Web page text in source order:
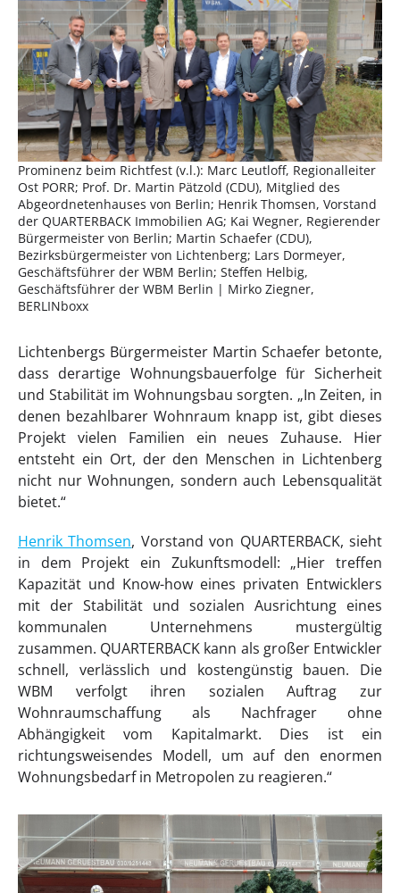
Prominenz beim Richtfest (v.l.): Marc Leutloff, Regionalleiter
Ost PORR; Prof. Dr. Martin Pätzold (CDU), Mitglied des
Abgeordnetenhauses von Berlin; Henrik Thomsen, Vorstand
der QUARTERBACK Immobilien AG; Kai Wegner, Regierender
Bürgermeister von Berlin; Martin Schaefer (CDU),
Bezirksbürgermeister von Lichtenberg; Lars Dormeyer,
Geschäftsführer der WBM Berlin; Steffen Helbig,
Geschäftsführer der WBM Berlin | Mirko Ziegner,
BERLINboxx
Lichtenbergs Bürgermeister Martin Schaefer betonte,
dass derartige Wohnungsbauerfolge für Sicherheit
und Stabilität im Wohnungsbau sorgten. „In Zeiten, in
denen bezahlbarer Wohnraum knapp ist, gibt dieses
Projekt vielen Familien ein neues Zuhause. Hier
entsteht ein Ort, der den Menschen in Lichtenberg
nicht nur Wohnungen, sondern auch Lebensqualität
bietet.“
Henrik Thomsen, Vorstand von QUARTERBACK, sieht
in dem Projekt ein Zukunftsmodell: „Hier treffen
Kapazität und Know-how eines privaten Entwicklers
mit der Stabilität und sozialen Ausrichtung eines
kommunalen Unternehmens mustergültig
zusammen. QUARTERBACK kann als großer Entwickler
schnell, verlässlich und kostengünstig bauen. Die
WBM verfolgt ihren sozialen Auftrag zur
Wohnraumschaffung als Nachfrager ohne
Abhängigkeit vom Kapitalmarkt. Dies ist ein
richtungsweisendes Modell, um auf den enormen
Wohnungsbedarf in Metropolen zu reagieren.“